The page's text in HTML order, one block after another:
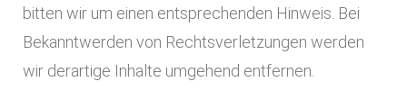
bitten wir um einen entsprechenden Hinweis. Bei
Bekanntwerden von Rechtsverletzungen werden
wir derartige Inhalte umgehend entfernen.